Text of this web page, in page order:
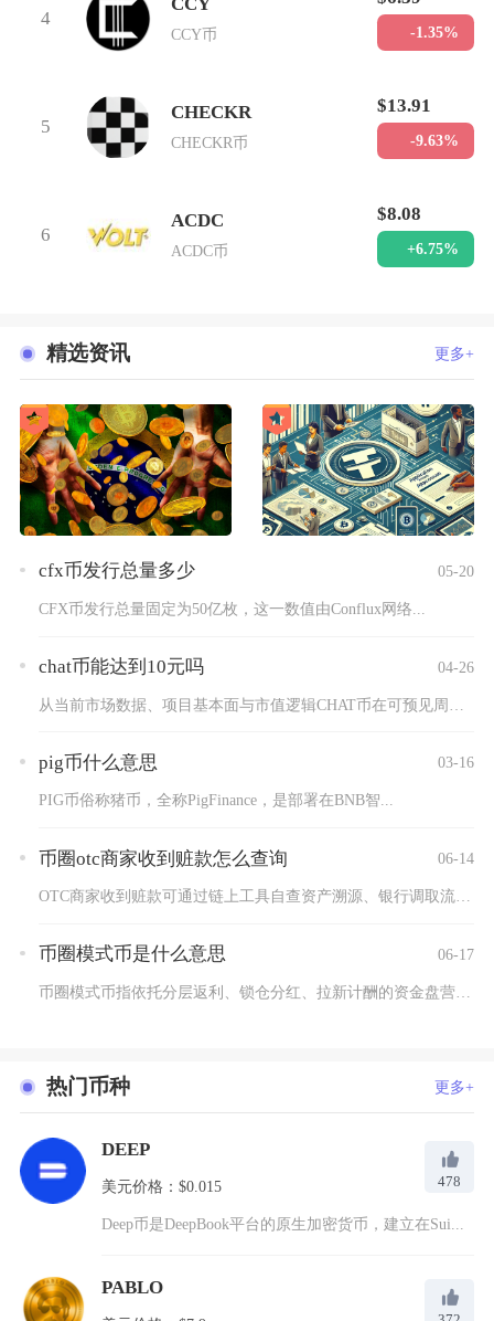
4
CCY币 -1.35%
5
CHECKR
CHECKR币
$13.91
-9.63%
6
ACDC
ACDC币
$8.08
+6.75%
精选资讯 更多+
cfx币发行总量多少 05-20
CFX币发行总量固定为50亿枚，这一数值由Conflux网络...
chat币能达到10元吗 04-26
pig币什么意思 03-16
PIG币俗称猪币，全称PigFinance，是部署在BNB智...
币圈otc商家收到赃款怎么查询 06-14
OTC商家收到赃款可通过链上工具自查资产溯源、银行调取流水筛...
币圈模式币是什么意思 06-17
币圈模式币指依托分层返利、锁仓分红、拉新计酬的资金盘营销规则...
热门币种 更多+
DEEP
美元价格：$0.015 478
Deep币是DeepBook平台的原生加密货币，建立在Sui...
PABLO